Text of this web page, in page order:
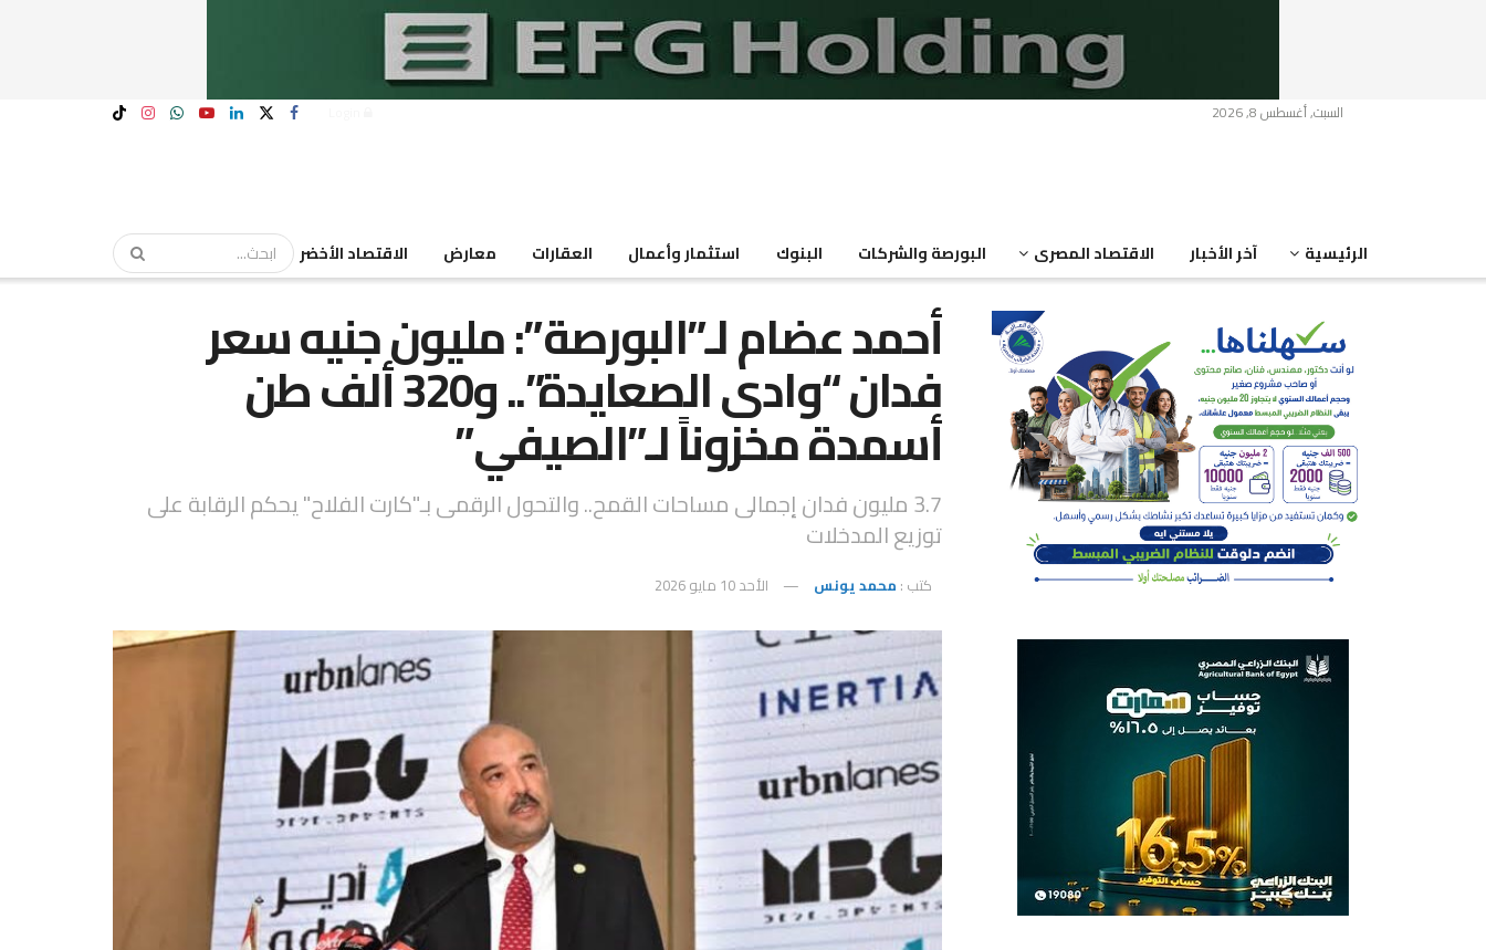
السبت, أغسطس 8, 2026
الرئيسية آخر الأخبار الاقتصاد المصرى البورصة والشركات البنوك استثمار وأعمال العقارات معارض الاقتصاد الأخضر
أحمد عضام لـ”البورصة”: مليون جنيه سعر
فدان “وادى الصعايدة”.. و320 ألف طن
أسمدة مخزوناً لـ”الصيفي”
3.7 مليون فدان إجمالى مساحات القمح.. والتحول الرقمى بـ"كارت الفلاح" يحكم الرقابة على
توزيع المدخلات
كتب : محمد يونس الأحد 10 مايو 2026